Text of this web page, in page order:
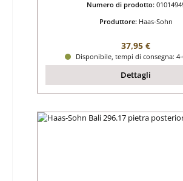
Numero di prodotto:
Produttore: Haas-Sohn
Prezzo normale:
37,95 €
Disponibile, tempi di consegna:
Dettagli